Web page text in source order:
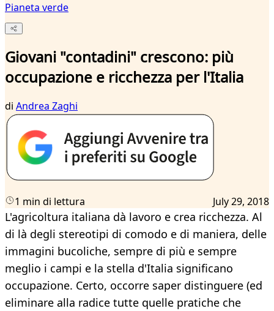
Pianeta verde
Giovani "contadini" crescono: più
occupazione e ricchezza per l'Italia
di Andrea Zaghi
1 min di lettura July 29, 2018
L'agricoltura italiana dà lavoro e crea ricchezza. Al
di là degli stereotipi di comodo e di maniera, delle
immagini bucoliche, sempre di più e sempre
meglio i campi e la stella d'Italia significano
occupazione. Certo, occorre saper distinguere (ed
eliminare alla radice tutte quelle pratiche che